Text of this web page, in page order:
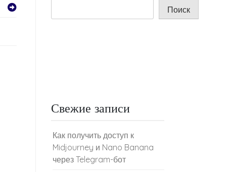
Поиск
Свежие записи
Как получить доступ к
Midjourney и Nano Banana
через Telegram-бот